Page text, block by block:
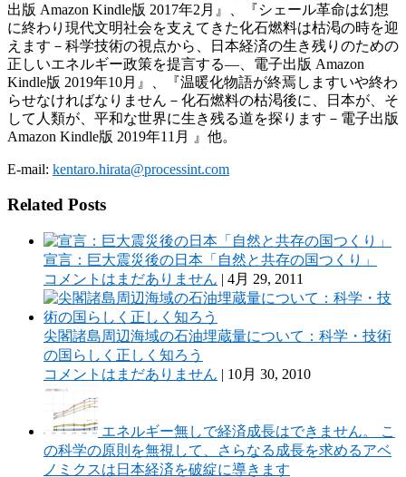
出版 Amazon Kindle版 2017年2月』、『シェール革命は幻想
に終わり現代文明社会を支えてきた化石燃料は枯渇の時を迎
えます－科学技術の視点から、日本経済の生き残りのための
正しいエネルギー政策を提言する―、電子出版 Amazon
Kindle版 2019年10月』、『温暖化物語が終焉しますいや終わ
らせなければなりません－化石燃料の枯渇後に、日本が、そ
して人類が、平和な世界に生き残る道を探ります－電子出版
Amazon Kindle版 2019年11月 』他。
E-mail: kentaro.hirata@processint.com
Related Posts
宣言：巨大震災後の日本「自然と共存の国つくり」
コメントはまだありません | 4月 29, 2011
尖閣諸島周辺海域の石油埋蔵量について：科学・技術
の国らしく正しく知ろう
コメントはまだありません | 10月 30, 2010
エネルギー無しで経済成長はできません。 こ
の科学の原則を無視して、さらなる成長を求めるアベ
ノミクスは日本経済を破綻に導きます